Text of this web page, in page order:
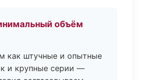
объём
как штучные и опытные
и крупные серии —